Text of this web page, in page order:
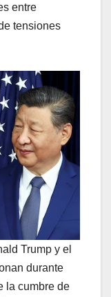
entre
tensiones
Trump y el
durante
la cumbre de